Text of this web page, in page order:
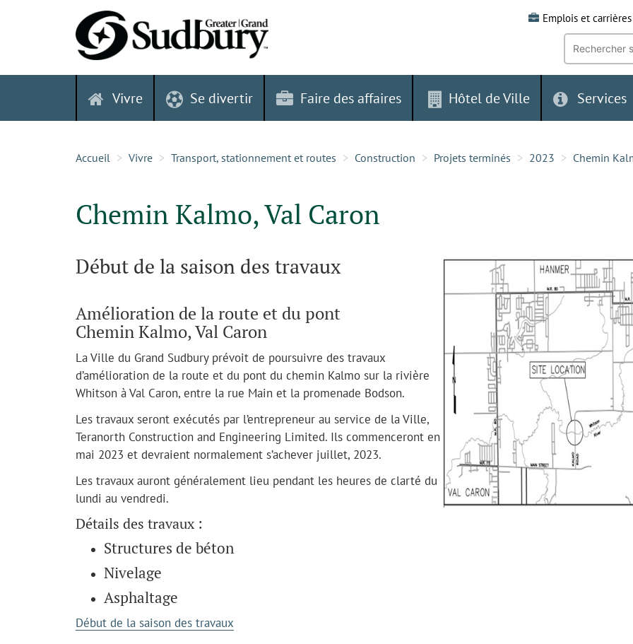
Emplois et carrières
Recherche
mot-
clé:
Vivre Se divertir Faire des affaires Hôtel de Ville Services
Accueil Vivre Transport, stationnement et routes Construction Projets terminés 2023 Chemin
Chemin Kalmo, Val Caron
Début de la saison des travaux
Amélioration de la route et du pont
Chemin Kalmo, Val Caron
La Ville du Grand Sudbury prévoit de poursuivre des travaux
d’amélioration de la route et du pont du chemin Kalmo sur la rivière
Whitson à Val Caron, entre la rue Main et la promenade Bodson.
Les travaux seront exécutés par l’entrepreneur au service de la Ville,
Teranorth Construction and Engineering Limited. Ils commenceront en
mai 2023 et devraient normalement s’achever juillet, 2023.
Les travaux auront généralement lieu pendant les heures de clarté du
lundi au vendredi.
Détails des travaux :
Structures de béton
Nivelage
Asphaltage
Début de la saison des travaux